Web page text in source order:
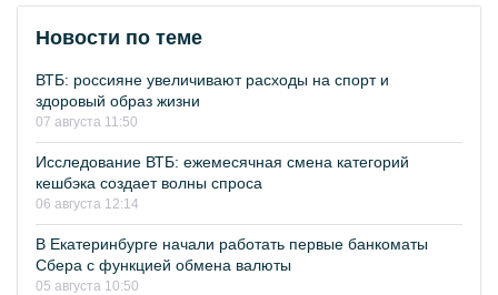
Новости по теме
ВТБ: россияне увеличивают расходы на спорт и
здоровый образ жизни
07 августа 11:50
Исследование ВТБ: ежемесячная смена категорий
кешбэка создает волны спроса
06 августа 12:14
В Екатеринбурге начали работать первые банкоматы
Сбера с функцией обмена валюты
05 августа 10:50